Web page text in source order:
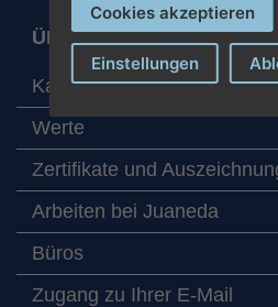
ÜBER JUANEDA
Karte mit unseren Zentren
Werte
Zertifikate und
Arbeiten bei Juaneda
Büros
Zugang zu Ihrer E-Mail
Cookies akzeptieren
Einstellungen